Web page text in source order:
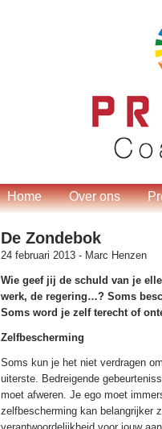
Home Over ons
De Zondebok
24 februari 2013 - Marc Henzen
Wie geef jij de schuld van je
werk, de regering…? Soms
Soms word je zelf terecht of
Zelfbescherming
Soms kun je het niet verdragen
uiterste. Bedreigende
moet afweren. Je ego moet
zelfbescherming kan belangrijker